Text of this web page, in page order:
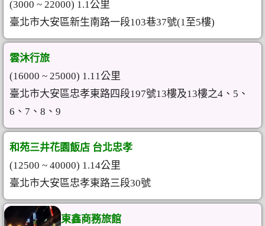
(3000 ~ 22000) 1.1公里
臺北市大安區新生南路一段103巷37號(1至5樓)
雲沐行旅
(16000 ~ 25000) 1.11公里
臺北市大安區忠孝東路四段197號13樓及13樓之4、5、
6、7、8、9
和苑三井花園飯店 台北忠孝
(12500 ~ 40000) 1.14公里
臺北市大安區忠孝東路三段30號
東鑫商務旅館